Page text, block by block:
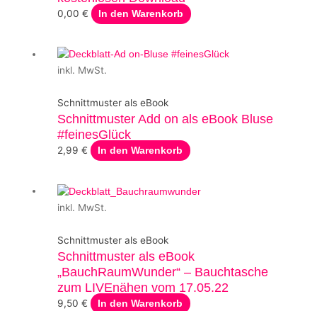
0,00€ In den Warenkorb
inkl. MwSt.
Schnittmuster als eBook
Schnittmuster Add on als eBook Bluse
#feinesGlück
2,99€ In den Warenkorb
inkl. MwSt.
Schnittmuster als eBook
Schnittmuster als eBook
„BauchRaumWunder“ – Bauchtasche
zum LIVEnähen vom 17.05.22
9,50€ In den Warenkorb